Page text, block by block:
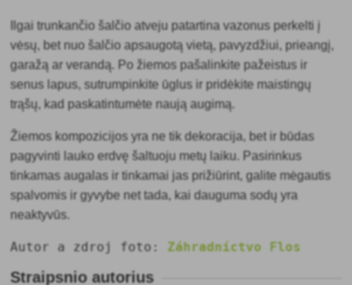
Ilgai trunkančio šalčio atveju patartina vazonus perkelti į
vėsų, bet nuo šalčio apsaugotą vietą, pavyzdžiui, prieangį,
garažą ar verandą. Po žiemos pašalinkite pažeistus ir
senus lapus, sutrumpinkite ūglus ir pridėkite maistingų
trąšų, kad paskatintumėte naują augimą.
Žiemos kompozicijos yra ne tik dekoracija, bet ir būdas
pagyvinti lauko erdvę šaltuoju metų laiku. Pasirinkus
tinkamas augalas ir tinkamai jas prižiūrint, galite mėgautis
spalvomis ir gyvybe net tada, kai dauguma sodų yra
neaktyvūs.
Autor a zdroj foto:Záhradníctvo Flos
Straipsnio autorius